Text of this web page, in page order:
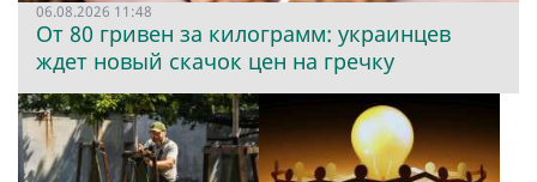
06.08.2026 11:48
От 80 гривен за килограмм: украинцев
ждет новый скачок цен на гречку